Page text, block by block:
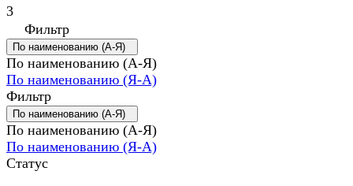
3
Фильтр
По наименованию (А-Я)
По наименованию (А-Я)
По наименованию (Я-А)
Фильтр
По наименованию (А-Я)
По наименованию (А-Я)
По наименованию (Я-А)
Статус